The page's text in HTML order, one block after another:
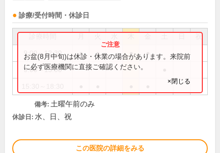
診療/受付時間・休診日
祝
9:00～12:30 ● ● ● ●
9:00～13:00
お盆(8月中旬)は休診・休業の場合があります。来院前
に必ず医療機関に直接ご確認ください。
×閉じる
備考: 土曜午前のみ
休診日: 水、日、祝
この医院の詳細をみる